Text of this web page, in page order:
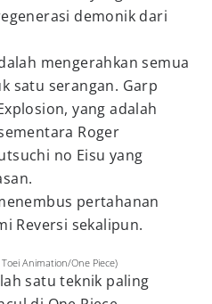
demonik dari
mengerahkan semua
satu serangan. Garp
yang adalah
Roger
no Eisu yang
pertahanan
Reversi sekalipun.
Animation/One Piece)
satu teknik paling